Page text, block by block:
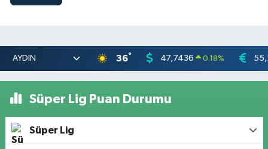
36° 47,7436 0.18%
Süper Lig Puan Durumu
Süper Lig